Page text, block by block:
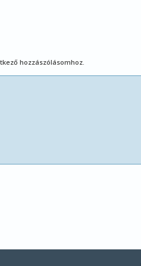
hozzászólásomhoz.